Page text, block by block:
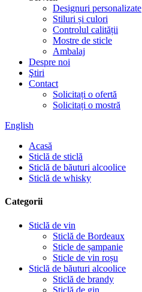
Designuri personalizate
Stiluri și culori
Controlul calității
Mostre de sticle
Ambalaj
Despre noi
Ştiri
Contact
Solicitați o ofertă
Solicitați o mostră
English
Acasă
Sticlă de sticlă
Sticlă de băuturi alcoolice
Sticlă de whisky
Categorii
Sticlă de vin
Sticlă de Bordeaux
Sticle de șampanie
Sticle de vin roșu
Sticlă de băuturi alcoolice
Sticlă de brandy
Sticlă de gin